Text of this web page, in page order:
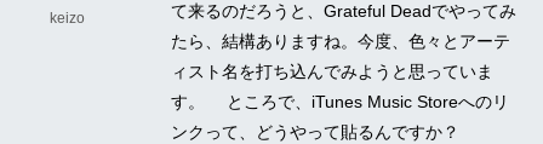
keizo
て来るのだろうと、Grateful Deadでやってみ
たら、結構ありますね。今度、色々とアーテ
ィスト名を打ち込んでみようと思っていま
す。 ところで、iTunes Music Storeへのリ
ンクって、どうやって貼るんですか？